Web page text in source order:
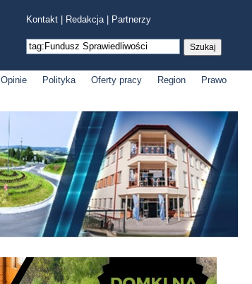
Kontakt Redakcja| Partnerzy
Opinie Polityka Oferty pracy Region
Prawo